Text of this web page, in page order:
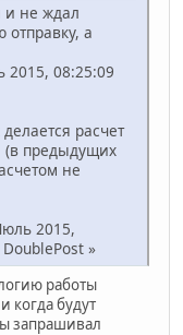
и не ждал
а
08:25:09
расчет
(в предыдущих
не
2015,
»
работы
когда будут
запрашивал